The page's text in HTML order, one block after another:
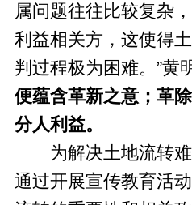
属问题往往比较复杂
利益相关方，这使得
判过程极为困难。”黄
便蕴含革新之意；革
分人利益。
为解决土地流转难
通过开展宣传教育活